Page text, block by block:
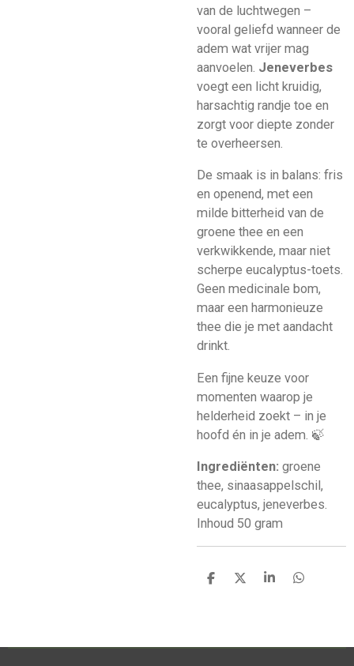
van de luchtwegen –
vooral geliefd wanneer de
adem wat vrijer mag
aanvoelen. Jeneverbes
voegt een licht kruidig,
harsachtig randje toe en
zorgt voor diepte zonder
te overheersen.
De smaak is in balans: fris
en openend, met een
milde bitterheid van de
groene thee en een
verkwikkende, maar niet
scherpe eucalyptus-toets.
Geen medicinale bom,
maar een harmonieuze
thee die je met aandacht
drinkt.
Een fijne keuze voor
momenten waarop je
helderheid zoekt – in je
hoofd én in je adem. 🍃
Ingrediënten: groene
thee, sinaasappelschil,
eucalyptus, jeneverbes.
Inhoud 50 gram
D
D
S
D